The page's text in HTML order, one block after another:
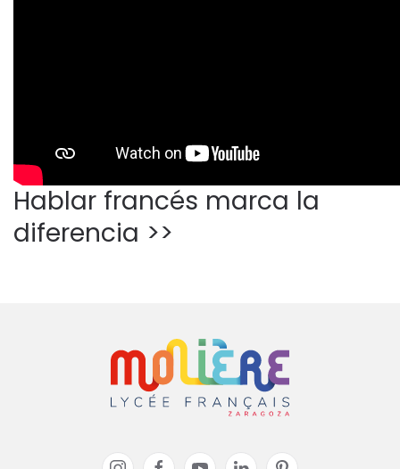
Hablar francés marca la
diferencia >>